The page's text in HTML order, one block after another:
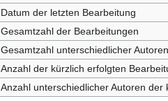
Datum der letzten Bearbeitung
Gesamtzahl der Bearbeitungen
Gesamtzahl unterschiedlicher Autoren
Anzahl der kürzlich erfolgten
Anzahl unterschiedlicher Autoren